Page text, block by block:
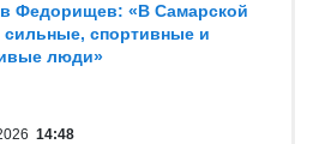
Федорищев: «В Самарской
сильные, спортивные и
люди»
14:48